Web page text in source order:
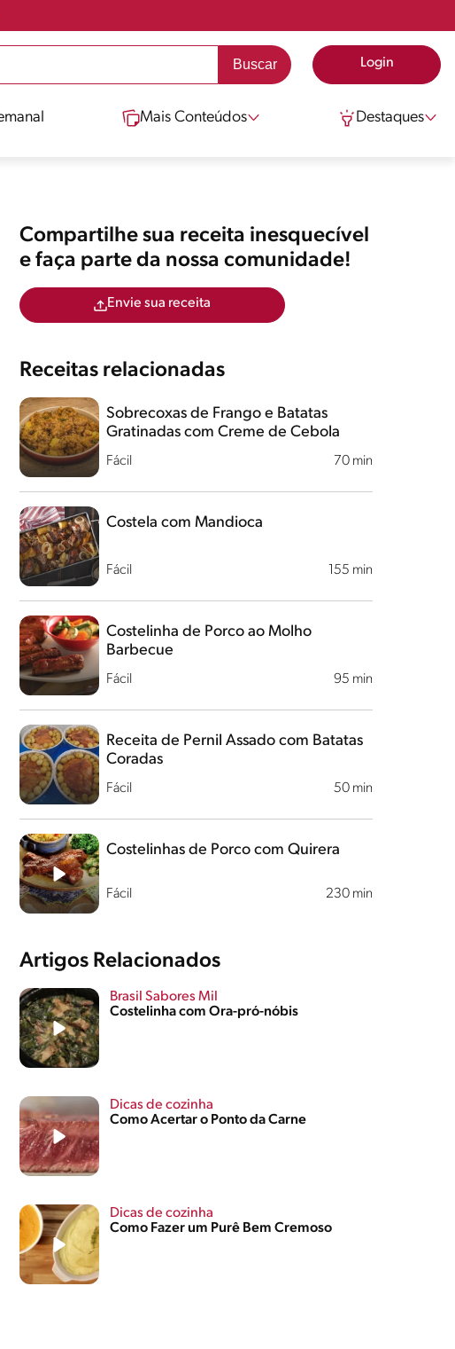
Login
Mais Conteúdos Destaques
Compartilhe sua receita inesquecível
e faça parte da nossa comunidade!
Envie sua receita
Receitas relacionadas
Fácil 70 min
Sobrecoxas de Frango e Batatas
Gratinadas com Creme de Cebola
Fácil 155 min
Costela com Mandioca
Fácil 95 min
Costelinha de Porco ao Molho
Barbecue
Fácil 50 min
Receita de Pernil Assado com Batatas
Coradas
Fácil 230 min
Costelinhas de Porco com Quirera
Artigos Relacionados
Brasil Sabores Mil
Costelinha com Ora-pró-nóbis
Dicas de cozinha
Como Acertar o Ponto da Carne
Dicas de cozinha
Como Fazer um Purê Bem Cremoso